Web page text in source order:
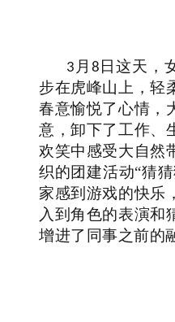
3 月 8 日这天，
步在虎峰山上，轻
春意愉悦了心情，
意，卸下了工作、
欢笑中感受大自然
织的团建活动“猜
家感到游戏的快乐
入到角色的表演和
增进了同事之前的